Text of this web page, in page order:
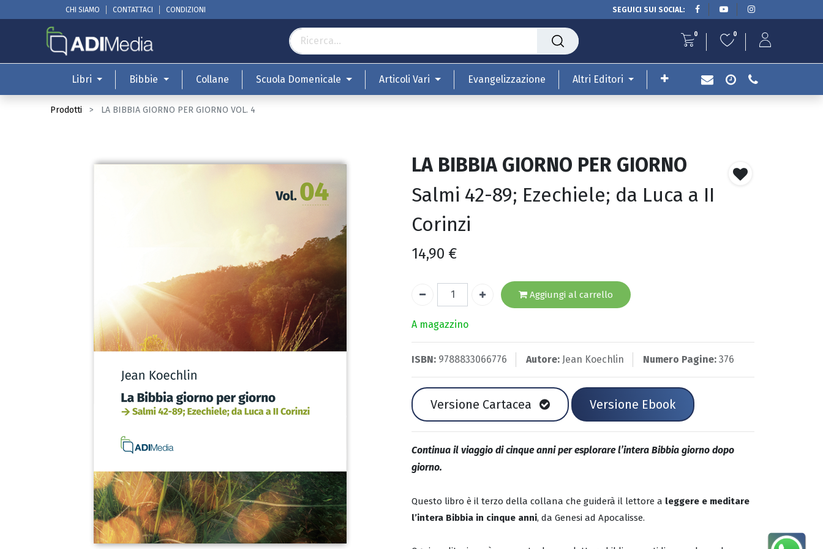
CHI SIAMO CONTATTACI CONDIZIONI SEGUICI SUI SOCIAL:
0 0
Libri Bibbie Collane Scuola Domenicale Articoli Vari Evangelizzazione Altri Editori
Prodotti LA BIBBIA GIORNO PER GIORNO VOL. 4
LA BIBBIA GIORNO PER GIORNO
Salmi 42-89; Ezechiele; da Luca a II
Corinzi
14,90 €
Aggiungi al carrello
A magazzino
ISBN: 9788833066776 Autore: Jean Koechlin Numero Pagine: 376
Versione Cartacea Versione Ebook
Continua il viaggio di cinque anni per esplorare l’intera Bibbia giorno dopo
giorno.
Questo libro è il terzo della collana che guiderà il lettore a leggere e meditare
l’intera Bibbia in cinque anni, da Genesi ad Apocalisse.